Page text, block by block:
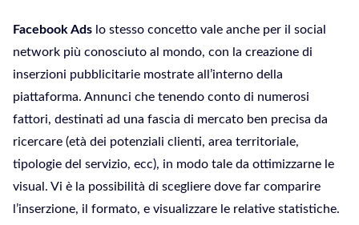
Facebook Ads lo stesso concetto vale anche per il social
network più conosciuto al mondo, con la creazione di
inserzioni pubblicitarie mostrate all’interno della
piattaforma. Annunci che tenendo conto di numerosi
fattori, destinati ad una fascia di mercato ben precisa da
ricercare (età dei potenziali clienti, area territoriale,
tipologie del servizio, ecc), in modo tale da ottimizzarne le
visual. Vi è la possibilità di scegliere dove far comparire
l’inserzione, il formato, e visualizzare le relative statistiche.